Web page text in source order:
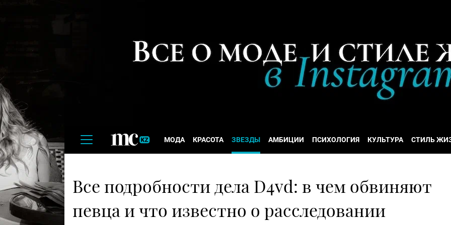
МОДА КРАСОТА ЗВЕЗДЫ АМБИЦИИ ПСИХОЛОГИЯ КУЛЬТУРА СТИЛЬ
Все подробности дела D4vd: в чем обвиняют
певца и что известно о расследовании